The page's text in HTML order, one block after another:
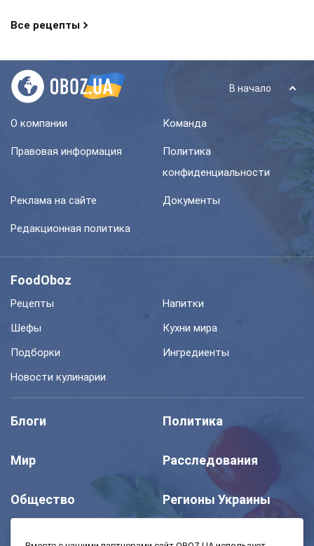
Все рецепты
В начало
О компании Команда
Правовая информация
Политика
конфиденциальности
Реклама на сайте Документы
Редакционная политика
FoodOboz
Рецепты
Напитки
Шефы
Кухни мира
Подборки
Ингредиенты
Новости кулинарии
Блоги Политика
Мир Расследования
Общество Регионы Украины